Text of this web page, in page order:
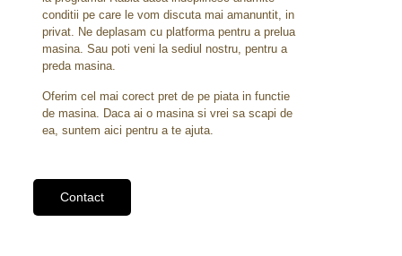
conditii pe care le vom discuta mai amanuntit, in
privat. Ne deplasam cu platforma pentru a prelua
masina. Sau poti veni la sediul nostru, pentru a
preda masina.
Oferim cel mai corect pret de pe piata in functie
de masina. Daca ai o masina si vrei sa scapi de
ea, suntem aici pentru a te ajuta.
Contact